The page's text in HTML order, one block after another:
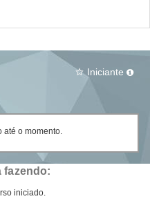
star_border Iniciante
até o momento.
fazendo:
iniciado.